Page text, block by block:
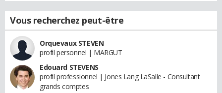
Vous recherchez peut-être
Orquevaux STEVEN
profil personnel | MARGUT
Edouard STEVENS
profil professionnel | Jones Lang LaSalle - Consultant
grands comptes